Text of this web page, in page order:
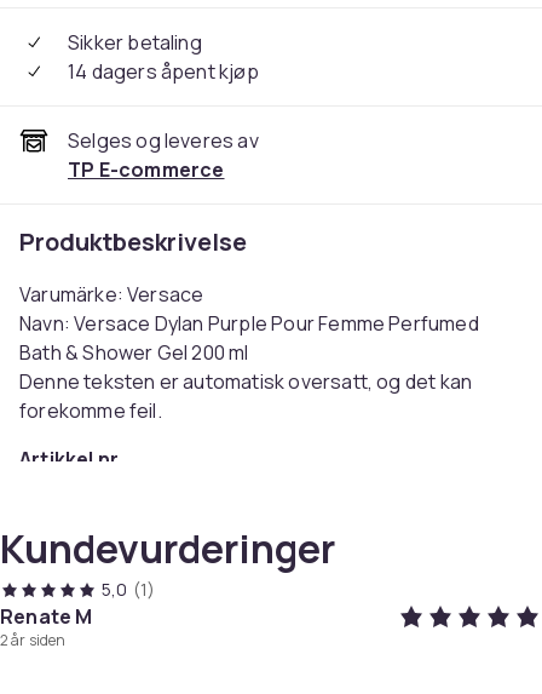
Sikker betaling
14 dagers åpent kjøp
Selges og leveres av
TP E-commerce
Produktbeskrivelse
Varumärke: Versace
Navn: Versace Dylan Purple Pour Femme Perfumed
Bath & Shower Gel 200 ml
Denne teksten er automatisk oversatt, og det kan
forekomme feil.
Artikkel nr.
Produktsikkerhetsinformasjon
Kundevurderinger
5,0 (1)
Renate M
2 år siden